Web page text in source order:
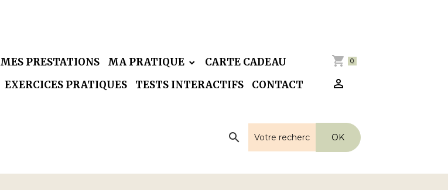
MES PRESTATIONS MA PRATIQUE
CARTE CADEAU
EXERCICES PRATIQUES TESTS INTERACTIFS CONTACT
0
OK